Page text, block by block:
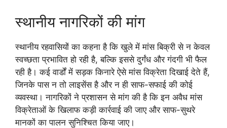
स्थानीय नागरिकों की मांग
स्थानीय रहवासियों का कहना है कि खुले में मांस बिक्री से न केवल
स्वच्छता प्रभावित हो रही है, बल्कि इससे दुर्गंध और गंदगी भी फैल
रही है। कई वार्डों में सड़क किनारे ऐसे मांस विक्रेता दिखाई देते हैं,
जिनके पास न तो लाइसेंस है और न ही साफ-सफाई की कोई
व्यवस्था। नागरिकों ने प्रशासन से मांग की है कि इन अवैध मांस
विक्रेताओं के खिलाफ कड़ी कार्रवाई की जाए और साफ-सुथरे
मानकों का पालन सुनिश्चित किया जाए।